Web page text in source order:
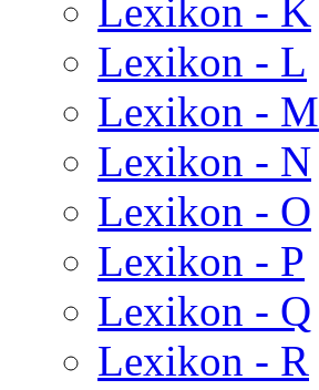
Lexikon - K
Lexikon - L
Lexikon - M
Lexikon - N
Lexikon - O
Lexikon - P
Lexikon - Q
Lexikon - R